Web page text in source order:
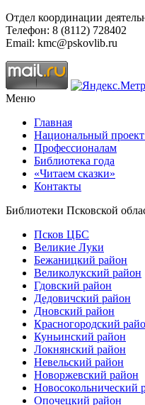
Отдел координации
Телефон: 8 (8112) 728402
Email: kmc@pskovlib.ru
Меню
Главная
Национальный проект
Профессионалам
Библиотека года
«Читаем сказки»
Контакты
Библиотеки Псковской
Псков ЦБС
Великие Луки
Бежаницкий район
Великолукский район
Гдовский район
Дедовичский район
Дновский район
Красногородский
Куньинский район
Локнянский район
Невельский район
Новоржевский район
Новосокольнический
Опочецкий район